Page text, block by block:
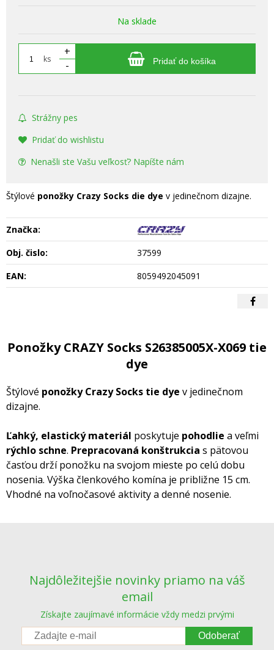
Na sklade
ks
+
-
Pridať do košíka
Strážny pes
Pridať do wishlistu
Nenašli ste Vašu veľkosť? Napíšte nám
Štýlové ponožky Crazy Socks die dye v jedinečnom dizajne.
Značka:
Obj. čislo:
37599
EAN:
8059492045091
Ponožky CRAZY Socks S26385005X-X069 tie
dye
Štýlové ponožky Crazy Socks tie dye v jedinečnom
dizajne.
Ľahký, elastický materiál poskytuje pohodlie a veľmi
rýchlo schne. Prepracovaná konštrukcia s pätovou
časťou drží ponožku na svojom mieste po celú dobu
nosenia. Výška členkového komína je približne 15 cm.
Vhodné na voľnočasové aktivity a denné nosenie.
Najdôležitejšie novinky priamo na váš
email
Získajte zaujímavé informácie vždy medzi prvými
Odoberať